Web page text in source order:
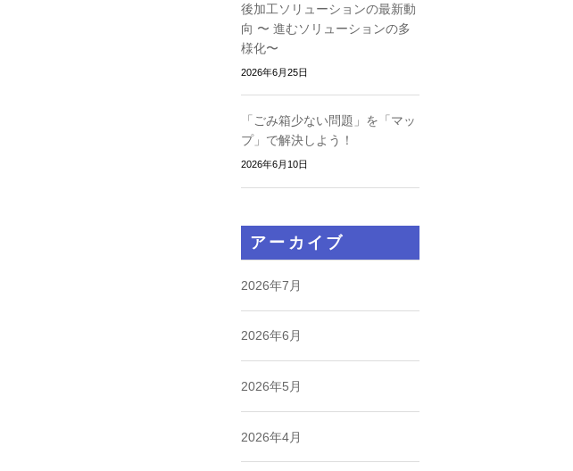
後加工ソリューションの最新動
向 〜 進むソリューションの多
様化〜
2026年6月25日
「ごみ箱少ない問題」を「マッ
プ」で解決しよう！
2026年6月10日
アーカイブ
2026年7月
2026年6月
2026年5月
2026年4月